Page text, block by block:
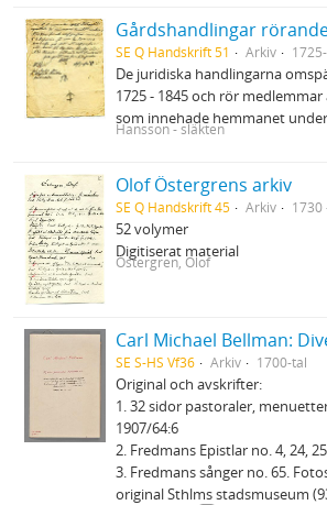
SE Q Handskrift 51 Arkiv
De juridiska handlingarna
1725 - 1845 och rör
som innehade hemmanet
Hansson - släkten
Olof Östergrens arkiv
SE Q Handskrift 45 Arkiv 1730
52 volymer
Digitiserat material
Östergren, Olof
Carl Michael Bellman:
SE S-HS Vf36 Arkiv 1700-tal
Original och avskrifter:
1. 32 sidor pastoraler,
1907/64:6
2. Fredmans Epistlar no. 4, 24,
3. Fredmans sånger no. 65.
original Sthlms stadsmuseum